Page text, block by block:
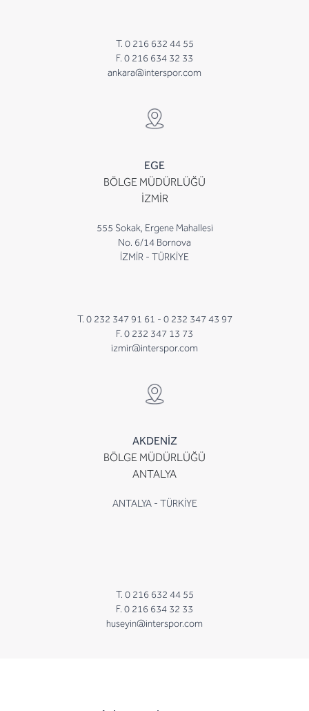
T. 0 216 632 44 55
F. 0 216 634 32 33
ankara@interspor.com
EGE
BÖLGE MÜDÜRLÜĞÜ
İZMİR
555 Sokak, Ergene Mahallesi
No. 6/14 Bornova
İZMİR - TÜRKİYE
T. 0 232 347 91 61 - 0 232 347 43 97
F. 0 232 347 13 73
izmir@interspor.com
AKDENİZ
BÖLGE MÜDÜRLÜĞÜ
ANTALYA
ANTALYA - TÜRKİYE
T. 0 216 632 44 55
F. 0 216 634 32 33
huseyin@interspor.com